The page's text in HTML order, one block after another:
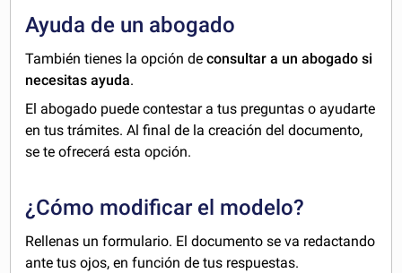
Ayuda de un abogado
También tienes la opción deconsultar a un abogado si
necesitas ayuda.
El abogado puede contestar a tus preguntas o ayudarte
en tus trámites. Al final de la creación del documento,
se te ofrecerá esta opción.
¿Cómo modificar el modelo?
Rellenas un formulario. El documento se va redactando
ante tus ojos, en función de tus respuestas.